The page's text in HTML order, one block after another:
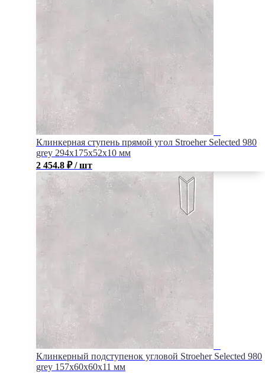
Клинкерная ступень прямой угол Stroeher Selected 980
grey 294х175х52х10 мм
2 454.8 ₽ / шт
Клинкерный подступенок угловой Stroeher Selected 980
grey 157х60х60х11 мм